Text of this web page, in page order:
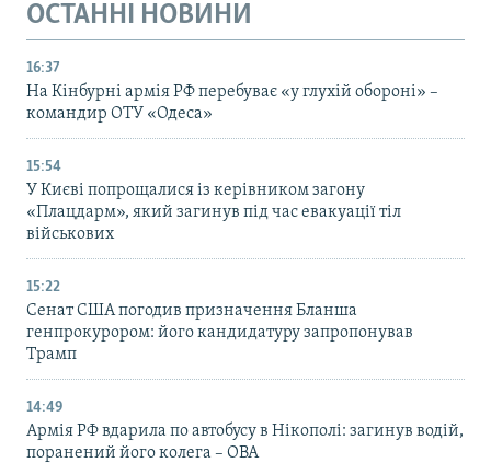
ОСТАННІ НОВИНИ
16:37
На Кінбурні армія РФ перебуває «у глухій обороні» –
командир ОТУ «Одеса»
15:54
У Києві попрощалися із керівником загону
«Плацдарм», який загинув під час евакуації тіл
військових
15:22
Сенат США погодив призначення Бланша
генпрокурором: його кандидатуру запропонував
Трамп
14:49
Армія РФ вдарила по автобусу в Нікополі: загинув водій,
поранений його колега – ОВА